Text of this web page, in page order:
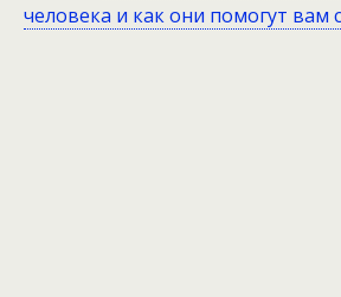
человека и как они помогут вам